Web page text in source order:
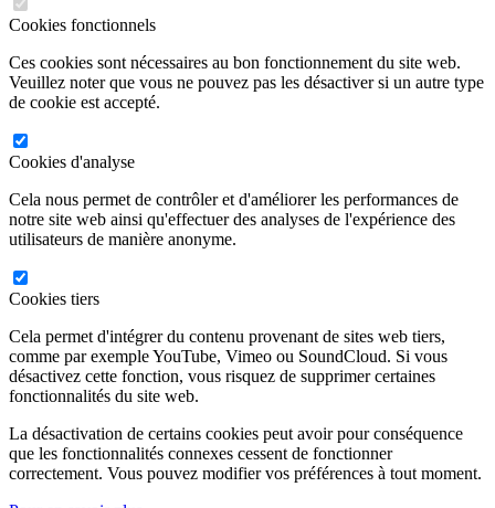
Cookies fonctionnels
Ces cookies sont nécessaires au bon fonctionnement du site web.
Veuillez noter que vous ne pouvez pas les désactiver si un autre type
de cookie est accepté.
Cookies d'analyse
Cela nous permet de contrôler et d'améliorer les performances de
notre site web ainsi qu'effectuer des analyses de l'expérience des
utilisateurs de manière anonyme.
Cookies tiers
Cela permet d'intégrer du contenu provenant de sites web tiers,
comme par exemple YouTube, Vimeo ou SoundCloud. Si vous
désactivez cette fonction, vous risquez de supprimer certaines
fonctionnalités du site web.
La désactivation de certains cookies peut avoir pour conséquence
que les fonctionnalités connexes cessent de fonctionner
correctement. Vous pouvez modifier vos préférences à tout moment.